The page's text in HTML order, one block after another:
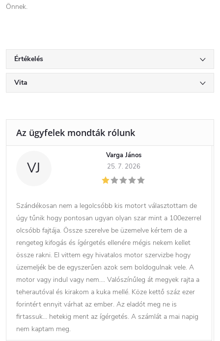
Önnek.
Értékelés
Vita
VJ
Varga János
25. 7. 2026
Szándékosan nem a legolcsóbb kis motort választottam de
úgy tűnik hogy pontosan ugyan olyan szar mint a 100ezerrel
olcsóbb fajtája. Össze szerelve be üzemelve kértem de a
rengeteg kifogás és ígérgetés ellenére mégis nekem kellet
össze rakni. El vittem egy hivatalos motor szervizbe hogy
üzemeljék be de egyszerűen azok sem boldogulnak vele. A
motor vagy indul vagy nem…. Valószínűleg át megyek rajta a
teherautóval és kirakom a kuka mellé. Köze kettő száz ezer
forintért ennyit várhat az ember. Az eladót meg ne is
firtassuk… hetekig ment az ígérgetés. A számlát a mai napig
nem kaptam meg.